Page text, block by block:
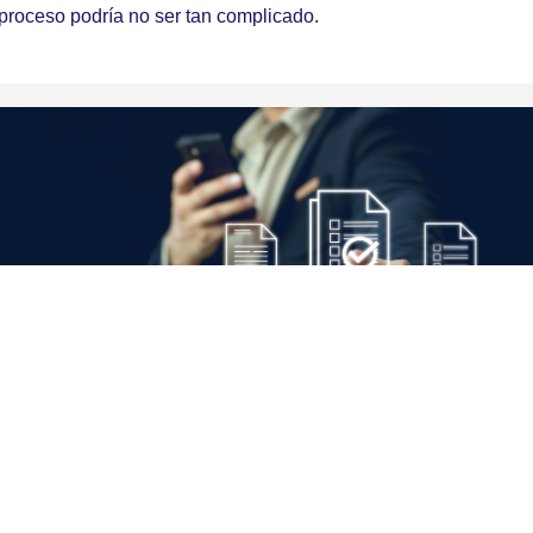
podría no ser tan complicado.